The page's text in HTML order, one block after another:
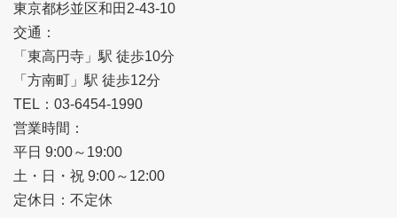
東京都杉並区和田2-43-10
交通：
「東高円寺」駅 徒歩10分
「方南町」駅 徒歩12分
TEL：03-6454-1990
営業時間：
平日 9:00～19:00
土・日・祝 9:00～12:00
定休日：不定休